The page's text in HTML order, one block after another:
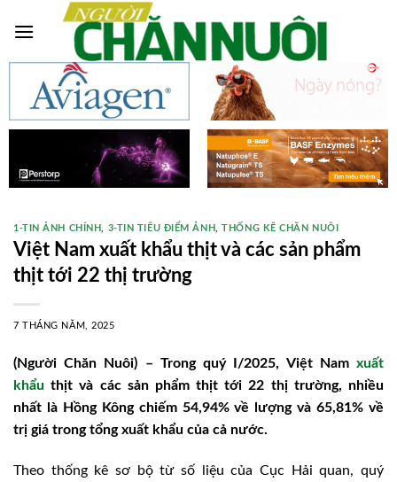
1-TIN ẢNH CHÍNH 3-TIN TIÊU ĐIỂM ẢNH ,THỐNG KÊ CHĂN NUÔI
Việt Nam xuất khẩu thịt và các sản phẩm
thịt tới 22 thị trường
7 THÁNG NĂM, 2025
(Người Chăn Nuôi) – Trong quý I/2025, Việt Nam xuất
khẩu thịt và các sản phẩm thịt tới 22 thị trường, nhiều
nhất là Hồng Kông chiếm 54,94% về lượng và 65,81% về
trị giá trong tổng xuất khẩu của cả nước.
Theo thống kê sơ bộ từ số liệu của Cục Hải quan, quý